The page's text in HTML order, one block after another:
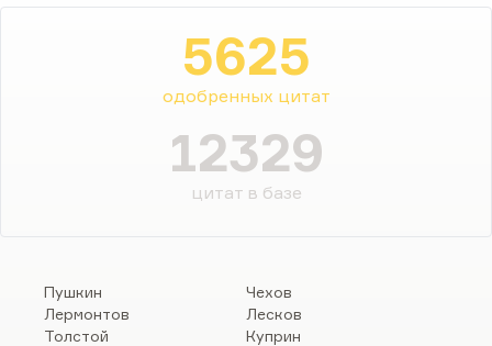
5625
одобренных цитат
12329
цитат в базе
Пушкин
Лермонтов
Толстой
Чехов
Лесков
Куприн